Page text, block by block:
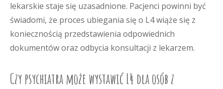
lekarskie staje się uzasadnione. Pacjenci powinni być
świadomi, że proces ubiegania się o L4 wiąże się z
koniecznością przedstawienia odpowiednich
dokumentów oraz odbycia konsultacji z lekarzem.
Czy psychiatra może wystawić L4 dla osób z